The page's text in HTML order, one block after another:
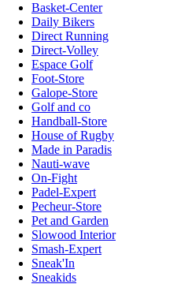
Basket-Center
Daily Bikers
Direct Running
Direct-Volley
Espace Golf
Foot-Store
Galope-Store
Golf and co
Handball-Store
House of Rugby
Made in Paradis
Nauti-wave
On-Fight
Padel-Expert
Pecheur-Store
Pet and Garden
Slowood Interior
Smash-Expert
Sneak'In
Sneakids